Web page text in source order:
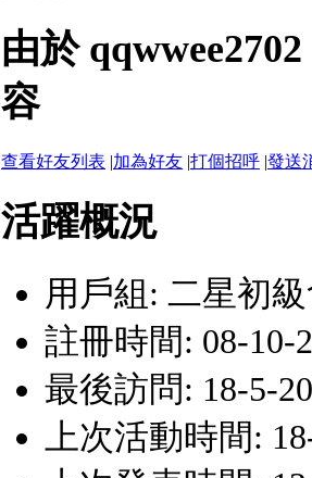
由於
容
查看好友列表 |加為好友 |打個招呼 |發送
活躍概況
用戶組: 二星初
註冊時間: 08-10-
最後訪問: 18-5-
上次活動時間: